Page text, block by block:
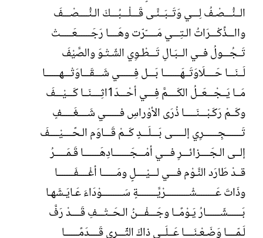
الــنُّـــصْـفُ لِـــي وَتَــبَــنَّـى قَـــلْـــبُـــكَ الـنُّــــصْـــفَ
وااـــذِّكْـــرَاتُ الـتِـــي مَـــــّرّت وهَــــا رَجَــــــعَـــــتْ
تَــجُـــولُ فــي الــبَـالِ تَـــطْـوِي الشّـتْـوَ والصَّيْفَ
لَــنَـــا حَــــلَاوَتَــهَـــــــا بَـــل فِــــــي شَـــقَـــاوَتْـــهــــــا
مَــا يَــجْـــعَــلُ الكَــــمَّ فِـــي أحْـــدَ1اثِــــنَــا كَـــيْـــفَ
وكَــمْ رَكَـبْـــنَـــــا ذُرَى الأوْراسِ فــــــي شَــــغَـــــفٍ
تَـــــــجِــــــرِي إلـــــى بَـــلَـــدٍ كَــمْ قَـــاوَم الـحًــــيْــــفَ
إلــى الـجَــــزائـــرِ فـــي أمْـــجَـــــــادِهَـــــــا قَـمَـــــرُ
قــدْ طَارَد النَّـوْم فـــي لـــيْــــلٍ ومَــــــا أغْــــفَـــــــا
وذَاتَ عَــــــــشْــــــــــرْيَّــــــــةٍ سَـــــــــوْدَاءَ عَـايَـشَهـا
بَــــــشّــــــارُ يَـوْمًــا وجَـــفْـــنُ الـحَــتْـــفِ قَــــدْ رَفَّ
لَـمّــــا وَضَـعْـنَــــا عَــلَــى ذاكَ الثّّّـــرى قَــــدَمًــــــا